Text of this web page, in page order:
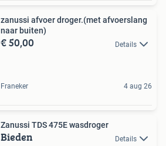
zanussi afvoer droger.(met afvoerslang
naar buiten)
€ 50,00 Details
Franeker 4 aug 26
Zanussi TDS 475E wasdroger
Bieden Details